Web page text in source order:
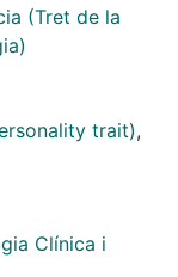
screened; a
been
to suicidal risk,
Life-Events
Suicidal Risk
Ampudia &
resilient
(Tret de la
trait),
Clínica i